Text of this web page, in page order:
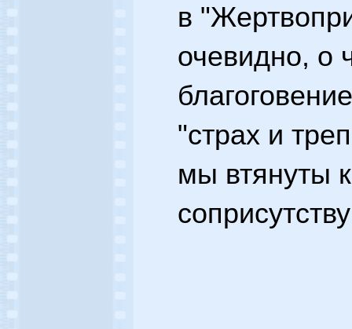
в
очевидно, о
"страх и
мы втянуты